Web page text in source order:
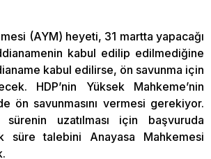
(AYM) heyeti, 31 martta yapacağı
kabul edilip edilmediğine
kabul edilirse, ön savunma için
HDP’nin Yüksek Mahkeme’nin
ön savunmasını vermesi gerekiyor.
uzatılması için başvuruda
süre talebini Anayasa Mahkemesi